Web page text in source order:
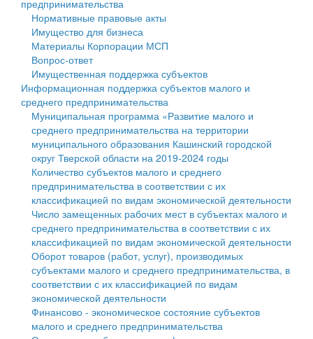
Государственные услуги
Промышленность и АПК
Экономика и бизнес
...
Символика
Устав
Гостям округа
Туризм
Культура
Образование
Здравоохранение
Социальная защита
Фотоальбом
муниципального округа Тверской области
Администрация Кашинского муниципального округа
Тверской области
Управление сельскими территориями
Открытые данные
Работа с обращениями граждан
Муниципальный контроль
Муниципальные услуги
Проекты административных регламентов
Антимонопольный комплаенс
Противодействие коррупции
Финансовое управление
Бюджет для граждан
Имущество
Выявление правообладателей ранее учтенных
объектов недвижимости
Имущественная поддержка субъектов малого и
среднего предпринимательства
Информационная поддержка субъектов малого и
среднего предпринимательства
Муниципальные программы
Контрольно-счетная палата
Персональные данные
предпринимательства
Нормативные правовые акты
Имущество для бизнеса
Материалы Корпорации МСП
Вопрос-ответ
Имущественная поддержка субъектов
Информационная поддержка субъектов малого и
среднего предпринимательства
Муниципальная программа «Развитие малого и
среднего предпринимательства на территории
муниципального образования Кашинский городской
округ Тверской области на 2019-2024 годы
Количество субъектов малого и среднего
предпринимательства в соответствии с их
классификацией по видам экономической деятельности
Число замещенных рабочих мест в субъектах малого и
среднего предпринимательства в соответствии с их
классификацией по видам экономической деятельности
Оборот товаров (работ, услуг), производимых
субъектами малого и среднего предпринимательства, в
соответствии с их классификацией по видам
экономической деятельности
Финансово - экономическое состояние субъектов
малого и среднего предпринимательства